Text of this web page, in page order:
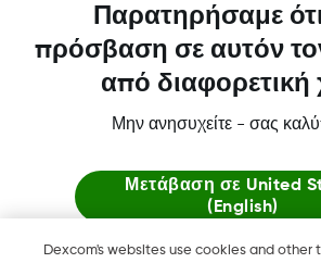
Περισσότερες πληροφορίες
Τα Dexcom, Dexcom ONE και Dexcom
Dexcom's websites use cookies and
Παρατηρήσαμε
πρόσβαση σε αυτόν
από
Μην ανησυχείτε - σας
Μετάβαση σε United
(English)
Μείνε εδώ